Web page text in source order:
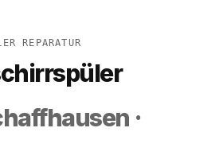
REPARATUR
·